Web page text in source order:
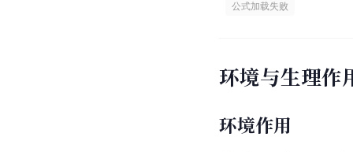
公式加载失败
环境与生理作
环境作用